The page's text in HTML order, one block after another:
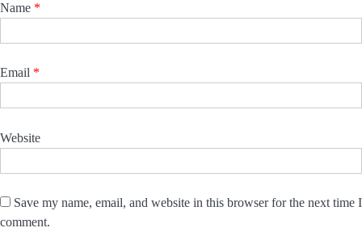
Name *
Email *
Website
Save my name, email, and website in this browser for the next time I
comment.